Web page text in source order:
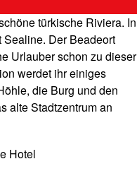
türkische Riviera. In
Der Beadeort
Urlauber schon zu dieser
werdet ihr einiges
die Burg und den
alte Stadtzentrum an
Hotel